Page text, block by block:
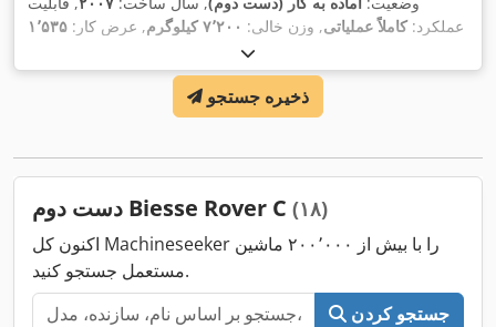
عملکرد:کاملاً عملیاتی, وزن خالی: ۷٬۲۰۰ کیلوگرم , عرض کار: ۱٬۵۳۵
, حداکثر سرعت اسپیندل:
۲۷۵ میلی‌متر
, طول کارکرد:۶٬۲۰۰ میلی‌متر ,
ذخیره جستجو
دست دوم Biesse Rover C (۱۸)
اکنون کل Machineseeker را با بیش از ۲۰۰٬۰۰۰ ماشین
مستعمل جستجو کنید.
جستجو کردن